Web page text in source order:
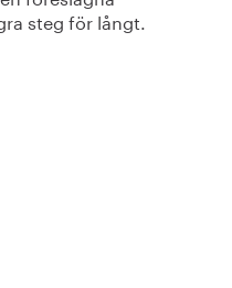
steg för långt.